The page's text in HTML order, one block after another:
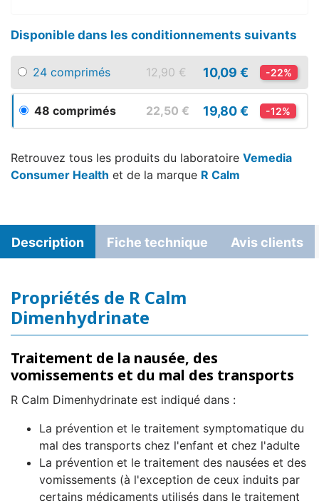
Disponible dans les conditionnements suivants
24 comprimés 12,90 € 10,09 € -22%
48 comprimés 22,50 € 19,80 € -12%
Retrouvez tous les produits du laboratoire Vemedia
Consumer Health et de la marque R Calm
Description Fiche technique Avis clients
Propriétés de R Calm
Dimenhydrinate
Traitement de la nausée, des
vomissements et du mal des transports
R Calm Dimenhydrinate est indiqué dans :
La prévention et le traitement symptomatique du
mal des transports chez l'enfant et chez l'adulte
La prévention et le traitement des nausées et des
vomissements (à l'exception de ceux induits par
certains médicaments utilisés dans le traitement